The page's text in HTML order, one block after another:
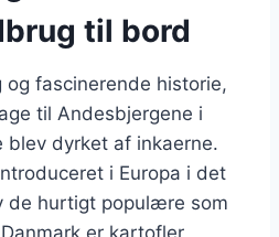
til bord
og fascinerende historie,
til Andesbjergene i
blev dyrket af inkaerne.
i Europa i det
de hurtigt populære som
er kartofler